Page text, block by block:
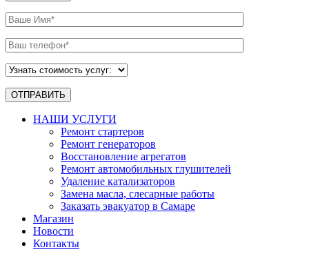
НАШИ УСЛУГИ
Ремонт стартеров
Ремонт генераторов
Восстановление агрегатов
Ремонт автомобильных глушителей
Удаление катализаторов
Замена масла, слесарные работы
Заказать эвакуатор в Самаре
Магазин
Новости
Контакты